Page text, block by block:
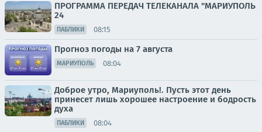
ПРОГРАММА ПЕРЕДАЧ ТЕЛЕКАНАЛА "МАРИУПОЛЬ
24
ПАБЛИКИ 08:15
Прогноз погоды на 7 августа
МАРИУПОЛЬ 08:04
Доброе утро, Мариуполь!. Пусть этот день
принесет лишь хорошее настроение и бодрость
духа
ПАБЛИКИ 08:04